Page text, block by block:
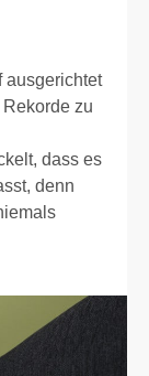
ausgerichtet
zu
dass es
denn